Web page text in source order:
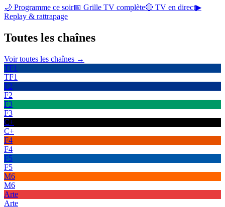
🌙 Programme ce soir📅 Grille TV complète🔴 TV en direct▶
Replay & rattrapage
Toutes les chaînes
Voir toutes les chaînes →
TF1
TF1
F2
F2
F3
F3
C+
C+
F4
F4
F5
F5
M6
M6
Arte
Arte